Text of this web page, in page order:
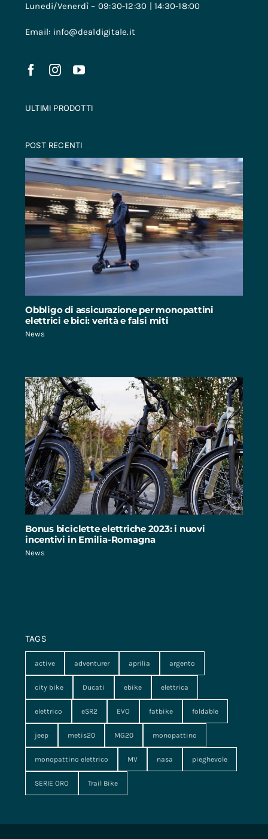
Lunedi/Venerdì – 09:30-12:30 | 14:30-18:00
Email: info@dealdigitale.it
ULTIMI PRODOTTI
POST RECENTI
Obbligo di assicurazione per monopattini
elettrici e bici: verità e falsi miti
News
Bonus biciclette elettriche 2023: i nuovi
incentivi in Emilia-Romagna
News
TAGS
active adventurer aprilia argento
city bike Ducati ebike elettrica
elettrico eSR2 EVO fatbike foldable
jeep metis20 MG20 monopattino
monopattino elettrico MV nasa pieghevole
SERIE ORO Trail Bike